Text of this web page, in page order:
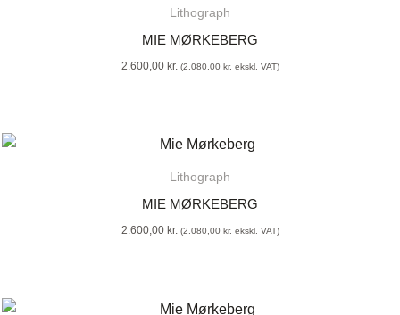
Lithograph
MIE MØRKEBERG
2.600,00 kr. (2.080,00 kr. ekskl. VAT)
Lithograph
MIE MØRKEBERG
2.600,00 kr. (2.080,00 kr. ekskl. VAT)